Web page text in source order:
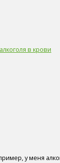
в крови
у меня